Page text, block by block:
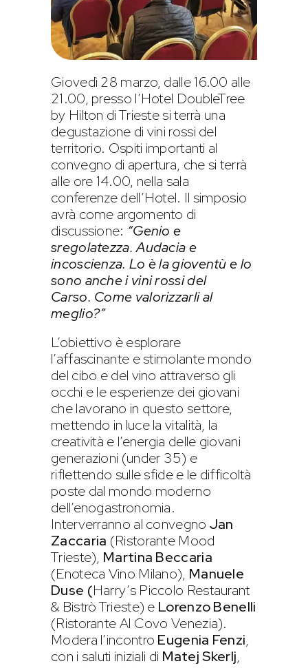
Giovedì 28 marzo, dalle 16.00 alle
21.00, presso l’Hotel DoubleTree
by Hilton di Trieste si terrà una
degustazione di vini rossi del
territorio. Ospiti importanti al
convegno di apertura, che si terrà
alle ore 14.00, nella sala
conferenze dell’Hotel. Il simposio
avrà come argomento di
discussione: “Genio e
sregolatezza. Audacia e
incoscienza. Lo è la gioventù e lo
sono anche i vini rossi del
Carso. Come valorizzarli al
meglio?”
L’obiettivo è esplorare
l’affascinante e stimolante mondo
del cibo e del vino attraverso gli
occhi e le esperienze dei giovani
che lavorano in questo settore,
mettendo in luce la vitalità, la
creatività e l’energia delle giovani
generazioni (under 35) e
riflettendo sulle sfide e le difficoltà
poste dal mondo moderno
dell’enogastronomia.
Interverranno al convegno Jan
Zaccaria (Ristorante Mood
Trieste), Martina Beccaria
(Enoteca Vino Milano), Manuele
Duse (Harry’s Piccolo Restaurant
& Bistrò Trieste) e Lorenzo Benelli
(Ristorante Al Covo Venezia).
Modera l’incontro Eugenia Fenzi,
con i saluti iniziali di Matej Skerlj,